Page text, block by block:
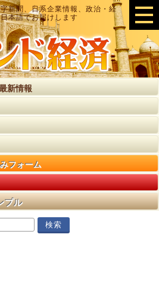
新聞、日系企業情報、政治・経
本語でお届けします
新情報
フォーム
プル